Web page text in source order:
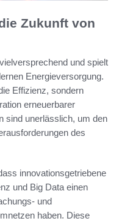
Zukunft von
und spielt
Energieversorgung.
Effizienz, sondern
erneuerbarer
sind unerlässlich, um den
des
innovationsgetriebene
und Big Data einen
und
haben. Diese